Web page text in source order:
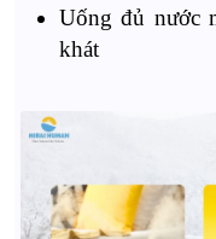
Uống đủ nước
khát